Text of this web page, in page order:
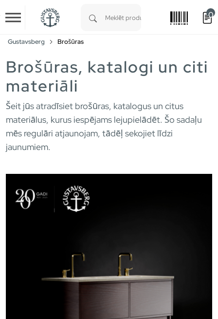
Skip to main content
0
Gustavsberg Brošūras
Brošūras, katalogi un citi
materiāli
Šeit jūs atradīsiet brošūras, katalogus un citus
materiālus, kurus iespējams lejupielādēt. Šo sadaļu
mēs regulāri atjaunojam, tādēļ sekojiet līdzi
jaunumiem.